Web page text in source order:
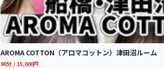
AROMA COTTON（アロマコットン）津田沼ルーム
90分 / 15,000円